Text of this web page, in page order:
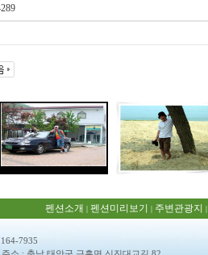
펜션소개 | 펜션미리보기 | 주변관광지 |
7935